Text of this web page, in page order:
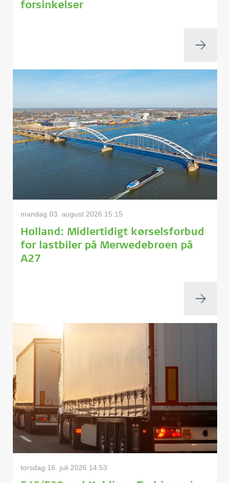
forsinkelser
mandag 03. august 2026 15:15
Holland: Midlertidigt kørselsforbud
for lastbiler på Merwedebroen på
A27
torsdag 16. juli 2026 14:53